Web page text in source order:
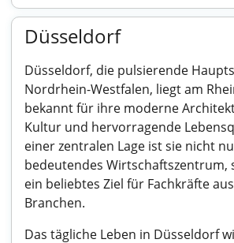
Düsseldorf
Düsseldorf, die pulsierende
Nordrhein-Westfalen, liegt am
bekannt für ihre moderne
Kultur und hervorragende
einer zentralen Lage ist sie nicht
bedeutendes Wirtschaftszentrum,
ein beliebtes Ziel für Fachkräfte
Branchen.
Das tägliche Leben in Düsseldorf